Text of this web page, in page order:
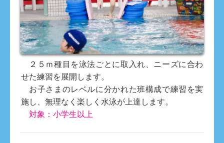
２５ｍ種目を泳法ごとに取入れ、ニーズに合わ
せた練習を展開します。
お子さまのレベルに分かれた班構成で練習を実
施し、無理なく楽しく水泳が上達します。
対象：小学生以上